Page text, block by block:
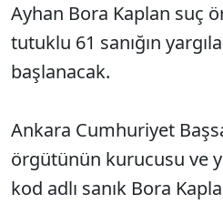
Ayhan Bora Kaplan suç
tutuklu 61 sanığın
başlanacak.
Ankara Cumhuriyet
örgütünün kurucusu ve
kod adlı sanık Bora